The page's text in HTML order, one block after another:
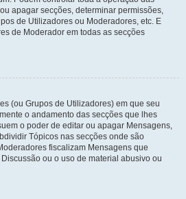
apagar secções, determinar permissões,
de Utilizadores ou Moderadores, etc. E
de Moderador em todas as secções
(ou Grupos de Utilizadores) em que seu
o andamento das secções que lhes
o poder de editar ou apagar Mensagens,
Tópicos nas secções onde são
fiscalizam Mensagens que
ou o uso de material abusivo ou